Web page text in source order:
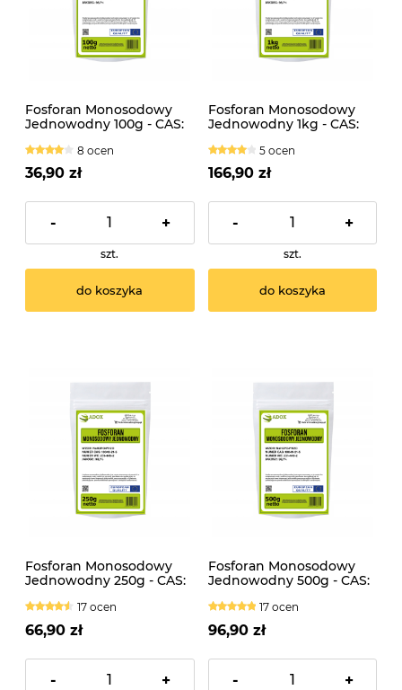
Fosforan Monosodowy
Jednowodny 100g - CAS:
8 ocen
36,90 zł
- +
szt.
do koszyka
Fosforan Monosodowy
Jednowodny 1kg - CAS:
5 ocen
166,90 zł
- +
szt.
do koszyka
Fosforan Monosodowy
Jednowodny 250g - CAS:
17 ocen
66,90 zł
- +
Fosforan Monosodowy
Jednowodny 500g - CAS:
17 ocen
96,90 zł
- +